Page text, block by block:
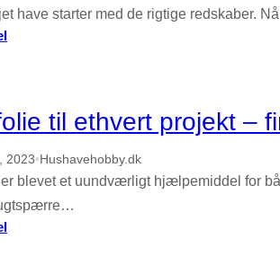
have starter med de rigtige redskaber.
:
det
rette
ørnenæb
til ethvert projekt –
2023•Hushavehobby.dk
blevet et uundværligt hjælpemiddel for
: